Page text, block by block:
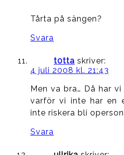
Tårta på sängen?
Svara
t0tta skriver:
4 juli 2008 kl. 21:43
Men va bra… Då har
varför vi inte har en
inte riskera bli
Svara